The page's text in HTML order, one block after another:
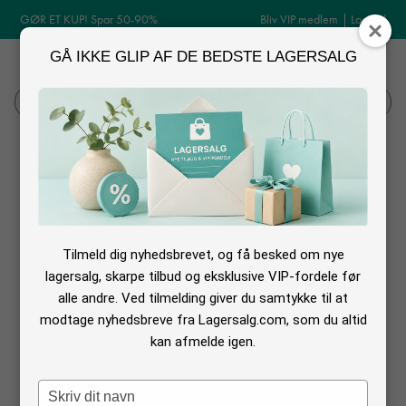
GØR ET KUP! Spar 50-90% Bliv VIP medlem | Log ind
Log ind MENU
Søg
Fysiske lagersalg i hele landet
Her ser du listen over aktuelle og kommende fysiske lagersalg i hele
Danmark. Ønsker du kun at se lagersalg i et bestemt område, kan du nemt
filtrere din søgning efter geografi. Du kan også vælge at søge efter de
kategorier som interesserer dig.
Opdag de lagersalg, der passer til dine ønsker og interesser.
God fornøjelse med din søgning!
GÅ IKKE GLIP AF DE BEDSTE LAGERSALG
Tilmeld dig nyhedsbrevet, og få besked om nye
lagersalg, skarpe tilbud og eksklusive VIP-fordele før
alle andre. Ved tilmelding giver du samtykke til at
modtage nyhedsbreve fra Lagersalg.com, som du altid
kan afmelde igen.
Type